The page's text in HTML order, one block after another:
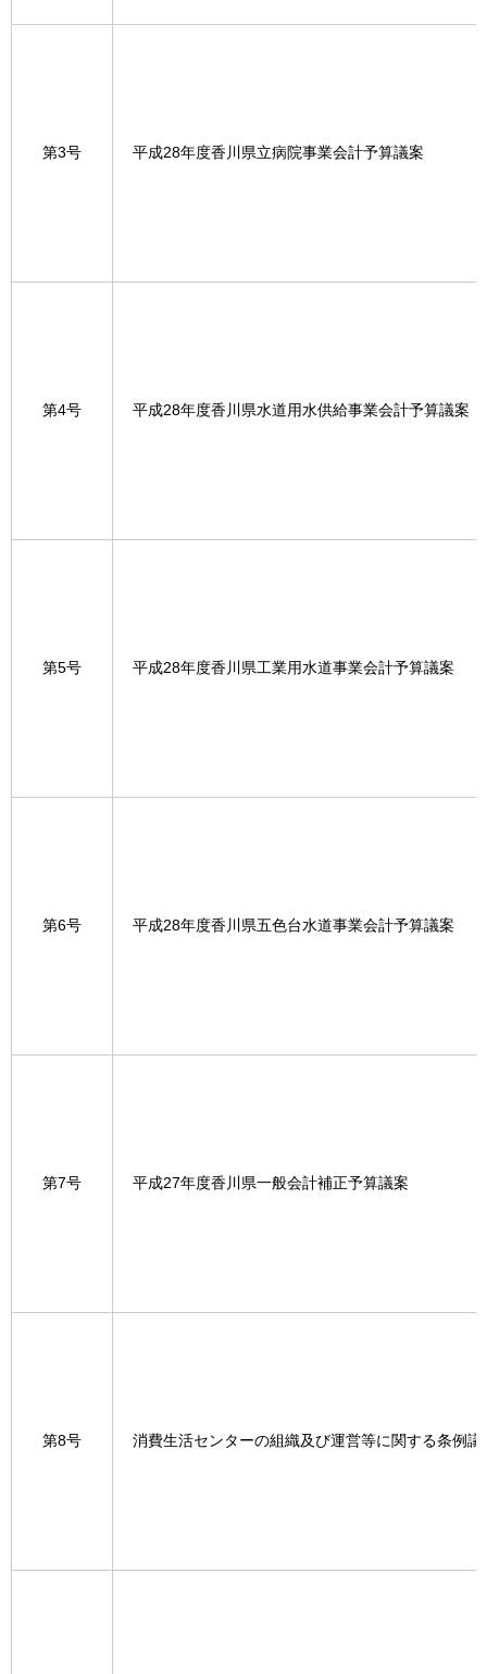
第3号 平成28年度香川県立病院事業会計予算議案
第4号 平成28年度香川県水道用水供給事業会計予算議案
第5号 平成28年度香川県工業用水道事業会計予算議案
第6号 平成28年度香川県五色台水道事業会計予算議案
第7号 平成27年度香川県一般会計補正予算議案
第8号 消費生活センターの組織及び運営等に関する条例議